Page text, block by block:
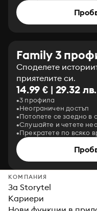
Family 3
Споделете
приятелите си.
14.99 € | 29.32 лв.
3 профила
Неограничен достъп
Потопете се заедно в
Слушайте и четете
Прекратете по всяко
КОМПАНИЯ
За Storytel
Кариери